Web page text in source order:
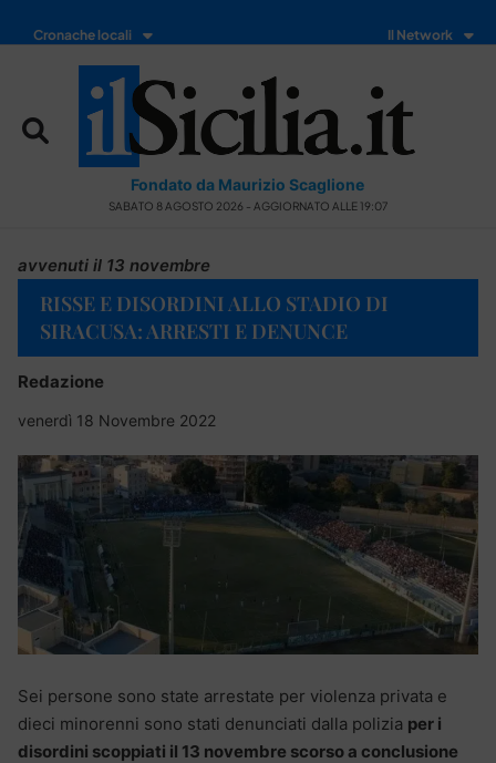
Cronache locali Il Network
Fondato da Maurizio Scaglione
SABATO 8 AGOSTO 2026 - AGGIORNATO ALLE 19:07
avvenuti il 13 novembre
RISSE E DISORDINI ALLO STADIO DI
SIRACUSA: ARRESTI E DENUNCE
Redazione
venerdì 18 Novembre 2022
Sei persone sono state arrestate per violenza privata e
dieci minorenni sono stati denunciati dalla polizia per i
disordini scoppiati il 13 novembre scorso a conclusione